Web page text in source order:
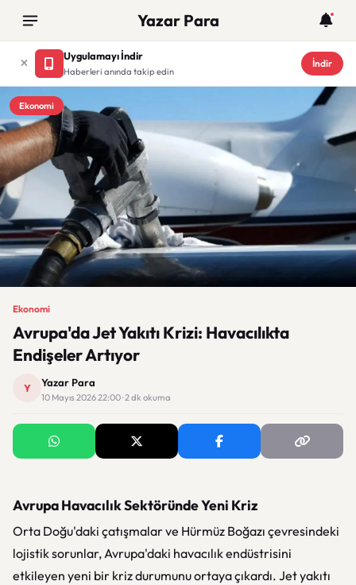
Yazar Para
Uygulamayı İndir
Haberleri anında takip edin
İndir
Ekonomi
Ekonomi
Avrupa'da Jet Yakıtı Krizi: Havacılıkta
Endişeler Artıyor
Y Yazar Para
10 Mayıs 2026 22:00 · 2 dk okuma
Avrupa Havacılık Sektöründe Yeni Kriz
Orta Doğu'daki çatışmalar ve Hürmüz Boğazı çevresindeki
lojistik sorunlar, Avrupa'daki havacılık endüstrisini
etkileyen yeni bir kriz durumunu ortaya çıkardı. Jet yakıtı